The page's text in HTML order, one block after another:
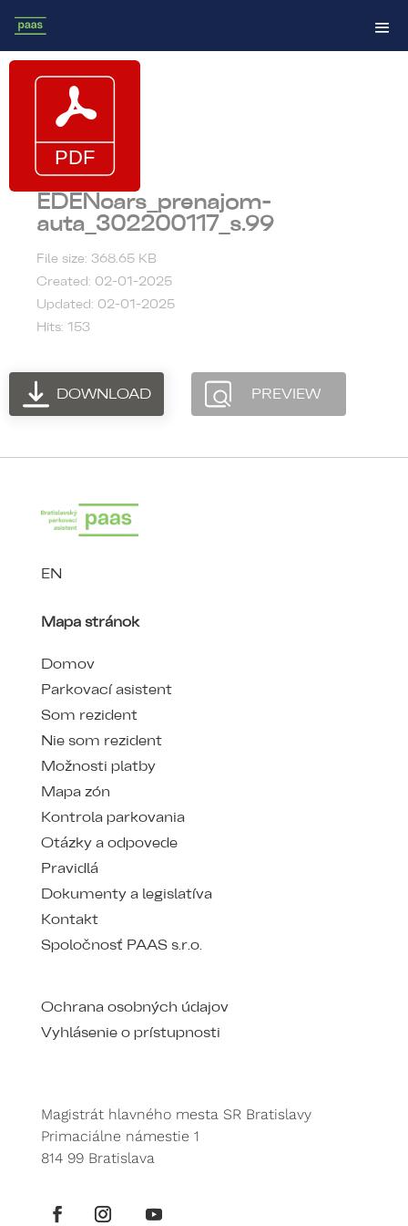
EDENcars_prenajom-
auta_302200117_s.99
File size: 368.65 KB
Created: 02-01-2025
Updated: 02-01-2025
Hits: 153
DOWNLOAD PREVIEW
EN
Mapa stránok
Domov
Parkovací asistent
Som rezident
Nie som rezident
Možnosti platby
Mapa zón
Kontrola parkovania
Otázky a odpovede
Pravidlá
Dokumenty a legislatíva
Kontakt
Spoločnosť PAAS s.r.o.
Ochrana osobných údajov
Vyhlásenie o prístupnosti
Magistrát hlavného mesta SR Bratislavy
Primaciálne námestie 1
814 99 Bratislava